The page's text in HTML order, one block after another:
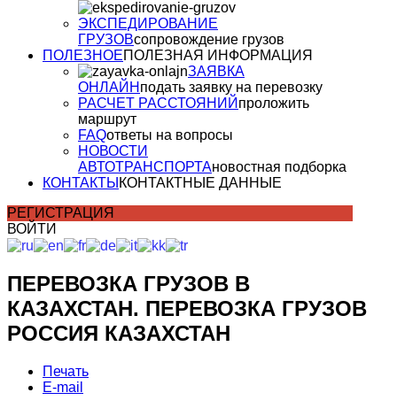
ЭКСПЕДИРОВАНИЕ
ГРУЗОВсопровождение грузов
ПОЛЕЗНОЕПОЛЕЗНАЯ ИНФОРМАЦИЯ
ЗАЯВКА
ОНЛАЙН подать заявку на перевозку
РАСЧЕТ РАССТОЯНИЙ проложить
маршрут
FAQответы на вопросы
НОВОСТИ
АВТОТРАНСПОРТАновостная подборка
КОНТАКТЫ КОНТАКТНЫЕ ДАННЫЕ
РЕГИСТРАЦИЯ
ВОЙТИ
ПЕРЕВОЗКА ГРУЗОВ В
КАЗАХСТАН. ПЕРЕВОЗКА ГРУЗОВ
РОССИЯ КАЗАХСТАН
Печать
E-mail